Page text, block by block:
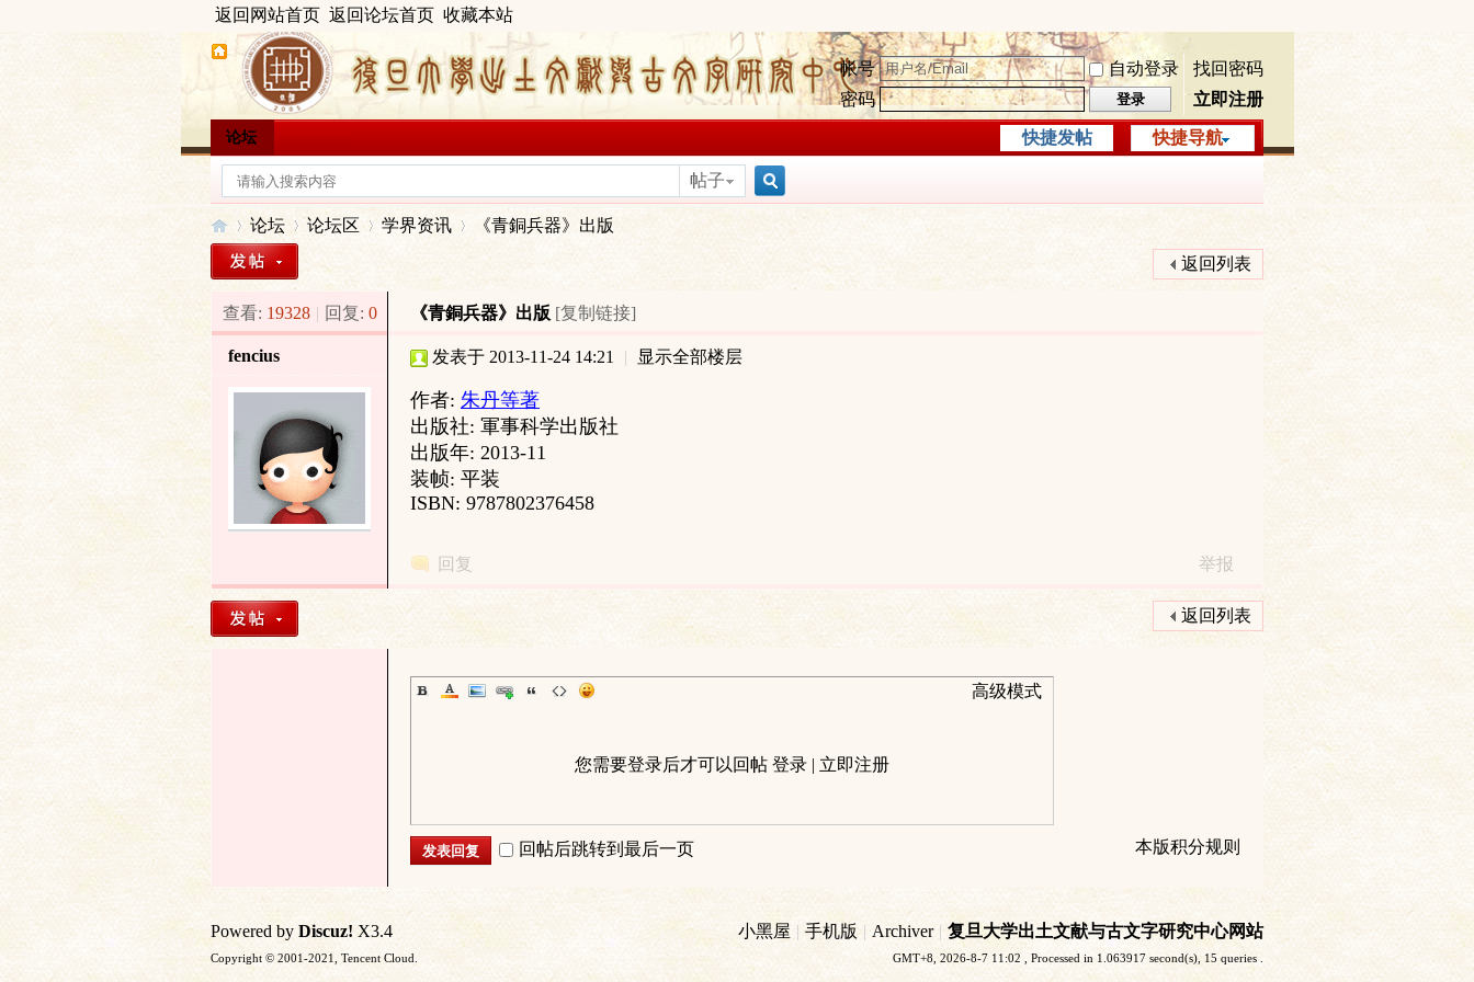
返回网站首页 返回论坛首页 收藏本站
帐号 自动登录
找回密码
密码
登录 立即注册
快捷导航
论坛 快捷发帖
帖子
出»
论坛
›
论坛区
›
学界资讯
›
《青銅兵器》出版
返回列表
查看: 19328 | 回复: 0 《青銅兵器》出版 [复制链接]
fencius 发表于 2013-11-24 14:21 | 显示全部楼层
作者: 朱丹等著
出版社: 軍事科学出版社
出版年: 2013-11
装帧: 平装
ISBN: 9787802376458
回复 举报
返回列表
高级模式
您需要登录后才可以回帖 登录 | 立即注册
本版积分规则
发表回复 回帖后跳转到最后一页
小黑屋 | 手机版 | Archiver | 复旦大学出土文献与古文字研究中心网站
GMT+8, 2026-8-7 11:02 , Processed in 1.063917 second(s), 15 queries .
Powered by Discuz! X3.4
Copyright © 2001-2021, Tencent Cloud.